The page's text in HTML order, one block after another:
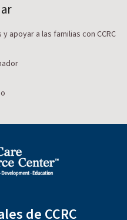
apoyar a las familias con CCRC
de CCRC